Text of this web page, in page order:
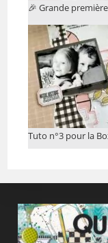
🎉 Grande
Tuto n°3 pour la